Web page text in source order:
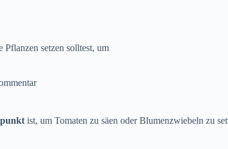
setzen solltest, um
ist, um Tomaten zu säen oder Blumenzwiebeln zu